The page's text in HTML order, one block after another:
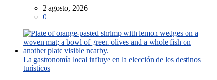
2 agosto, 2026
0
La gastronomía local influye en la elección de los destinos
turísticos